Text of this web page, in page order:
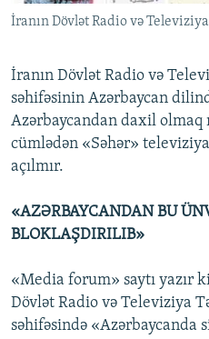
İZ - MƏDƏNIYYƏT PROQRAMI
MATERIALLARIMIZDAN ISTIFADƏ
BIZIMLƏ ƏLAQƏ
XƏBƏR BÜLLETENLƏRIMIZ
İranın Dövlət Radio və
İranın Dövlət Radio və
səhifəsinin Azərbaycan
Azərbaycandan daxil
cümlədən «Səhər»
açılmır.
«AZƏRBAYCANDAN BU
BLOKLAŞDIRILIB»
«Media forum» saytı yazır
Dövlət Radio və Televiziya
səhifəsində «Azərbaycanda